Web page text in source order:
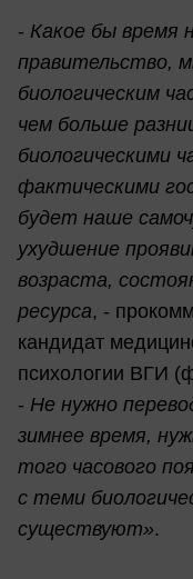
- Какое бы время
правительство,
биологическим
чем больше
биологическими
фактическими
будет наше
ухудшение
возраста,
ресурса, -
кандидат
психологии ВГИ
- Не нужно
зимнее время,
того часового
с теми
существуют».